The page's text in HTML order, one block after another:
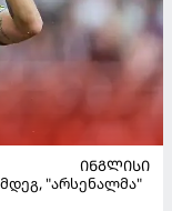
ᲘᲜᲒᲚᲘᲡᲘ
"არსენალმა"